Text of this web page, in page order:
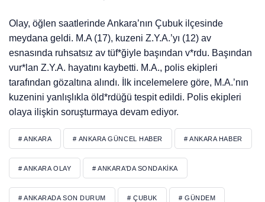
Olay, öğlen saatlerinde Ankara’nın Çubuk ilçesinde
meydana geldi. M.A (17), kuzeni Z.Y.A.’yı (12) av
esnasında ruhsatsız av tüf*ğiyle başından v*rdu. Başından
vur*lan Z.Y.A. hayatını kaybetti. M.A., polis ekipleri
tarafından gözaltına alındı. İlk incelemelere göre, M.A.’nın
kuzenini yanlışlıkla öld*rdüğü tespit edildi. Polis ekipleri
olaya ilişkin soruşturmaya devam ediyor.
# ANKARA # ANKARA GÜNCEL HABER # ANKARA HABER
# ANKARA OLAY # ANKARA’DA SONDAKIKA
# ANKARADA SON DURUM # ÇUBUK # GÜNDEM